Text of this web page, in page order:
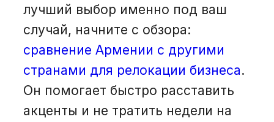
лучший выбор именно под ваш
случай, начните с обзора:
сравнение Армении с другими
странами для релокации бизнеса.
Он помогает быстро расставить
акценты и не тратить недели на